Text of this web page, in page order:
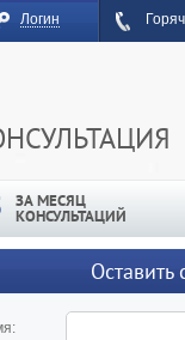
Логин
ЗА МЕСЯЦ
КОНСУЛЬТАЦИЙ